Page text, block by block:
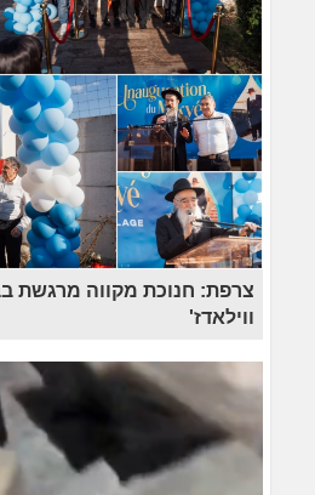
צרפת: חנוכת מקווה מרגשת
ווילאדז'